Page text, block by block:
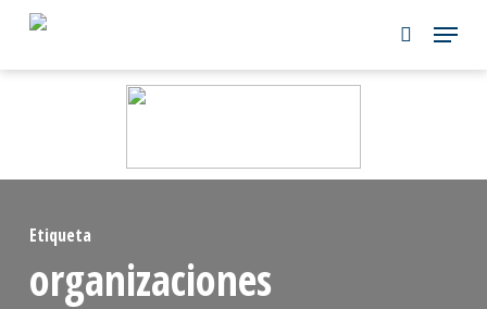
Skip
Etiqueta
organizaciones